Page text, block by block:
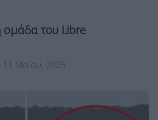
ομάδα του Libre
11 Μαΐου, 2026